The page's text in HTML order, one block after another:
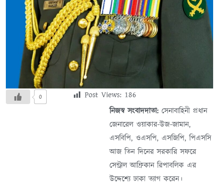
0 Post Views: 186
নিজস্ব সংবাদদাতা: সেনাবাহিনী প্রধান
জেনারেল ওয়াকার-উজ-জামান,
এসবিপি, ওএসপি, এসজিপি, পিএসসি
আজ তিন দিনের সরকারি সফরে
সেন্ট্রাল আফ্রিকান রিপাবলিক এর
উদ্দেশ্যে ঢাকা ত্যাগ করেন।